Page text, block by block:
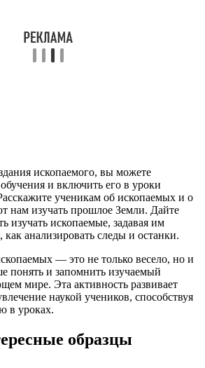
ископаемого, вы можете
и включить его в уроки
ученикам об ископаемых и о
нам изучать прошлое Земли. Дайте
изучать ископаемые, задавая им
анализировать следы и останки.
— это не только весело, но и
понять и запомнить изучаемый
мире. Эта активность развивает
наукой учеников, способствуя
в уроках.
образцы